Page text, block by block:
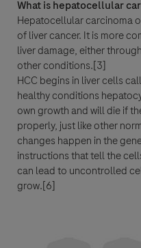
What is hepatocellular
Hepatocellular carcinoma
of liver cancer. It is more
liver damage, either
other conditions.[3]
HCC begins in liver cells
healthy conditions
own growth and will die if
properly, just like other
changes happen in the
instructions that tell the
can lead to uncontrolled
grow.[6]
Roche, responsable de
données personnelles afin de
repose sur votre consentement
Seules ont accès à vos données,
(filiale française) ainsi que les
Vos données seront conservées
réalisation de la finalité décrite
donner suite à cette dernière et,
conserver l’information dans une
à titre de référence).